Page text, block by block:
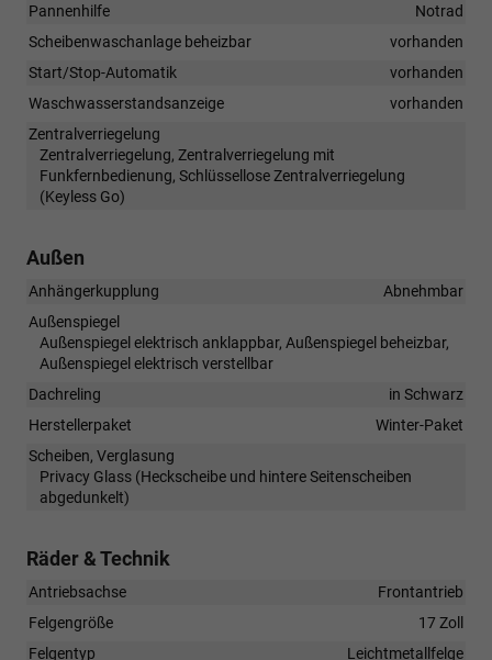
Pannenhilfe
Notrad
Scheibenwaschanlage beheizbar
vorhanden
Start/Stop-Automatik
vorhanden
Waschwasserstandsanzeige
vorhanden
Zentralverriegelung
Zentralverriegelung, Zentralverriegelung mit
Funkfernbedienung, Schlüssellose Zentralverriegelung
(Keyless Go)
Außen
Anhängerkupplung
Abnehmbar
Außenspiegel
Außenspiegel elektrisch anklappbar, Außenspiegel beheizbar,
Außenspiegel elektrisch verstellbar
Dachreling
in Schwarz
Herstellerpaket
Winter-Paket
Scheiben, Verglasung
Privacy Glass (Heckscheibe und hintere Seitenscheiben
abgedunkelt)
Räder & Technik
Antriebsachse
Frontantrieb
Felgengröße
17 Zoll
Felgentyp
Leichtmetallfelge